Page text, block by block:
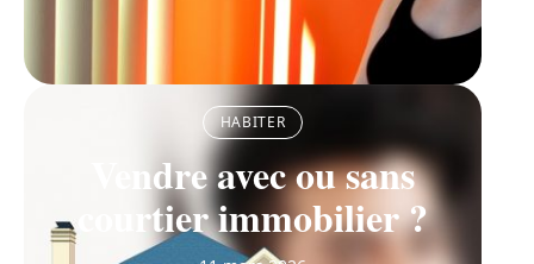
HABITER
Vendre avec ou sans
courtier immobilier ?